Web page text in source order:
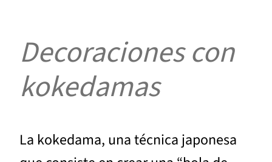
Decoraciones con
kokedamas
La kokedama, una técnica japonesa